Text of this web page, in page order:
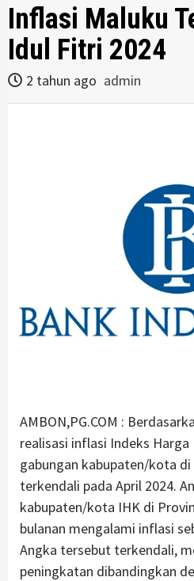
Inflasi Maluku
Idul Fitri 2024
2 tahun ago admin
AMBON,PG.COM :
realisasi inflasi Indeks Harga
gabungan kabupaten/kota
terkendali pada April 2024.
kabupaten/kota IHK di
bulanan mengalami inflasi
Angka tersebut terkendali,
peningkatan dibandingkan